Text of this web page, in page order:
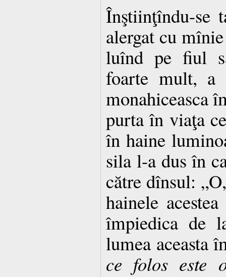
Înştiinţîndu-se
alergat cu
luînd pe fiul
foarte mult, a
monahiceasca
purta în viaţa
în haine
sila l-a dus în
către dînsul:
hainele
împiedica de
lumea aceasta
ce folos este